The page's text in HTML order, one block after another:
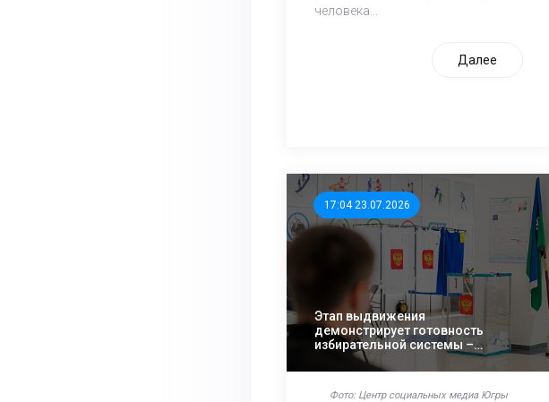
человека...
Далее
17:04 23.07.2026
Этап выдвижения
демонстрирует готовность
избирательной системы –
эксперты ЦОППиК
проанализировали старт
выборов
Фото: Центр социальных медиа Югры